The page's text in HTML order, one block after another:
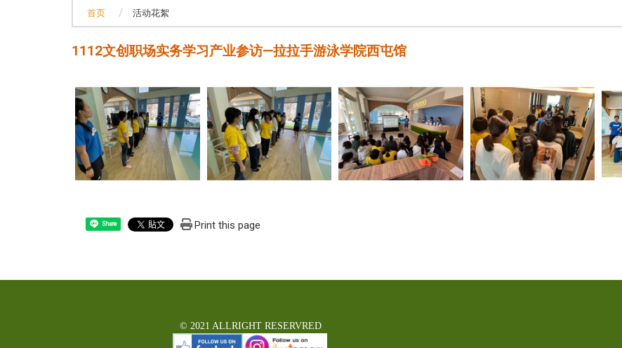
首页 活动花絮
1112文创职场实务学习产业参访—拉拉手游泳学院西屯馆
Share Print this page
© 2021 ALLRIGHT RESERVRED